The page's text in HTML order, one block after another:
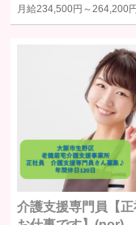
の同意なく個人情報
人の生命、身体又は
本人の同意を得るの
公衆衛生の向上また
ある場合であって、
国の機関若しくは地
定める事務を遂行す
ーザー本人の同意を
おそれがある場合
裁判所、検察庁、警
ら、個人情報につい
月給234,500円～264,200円
介護支援専門員【